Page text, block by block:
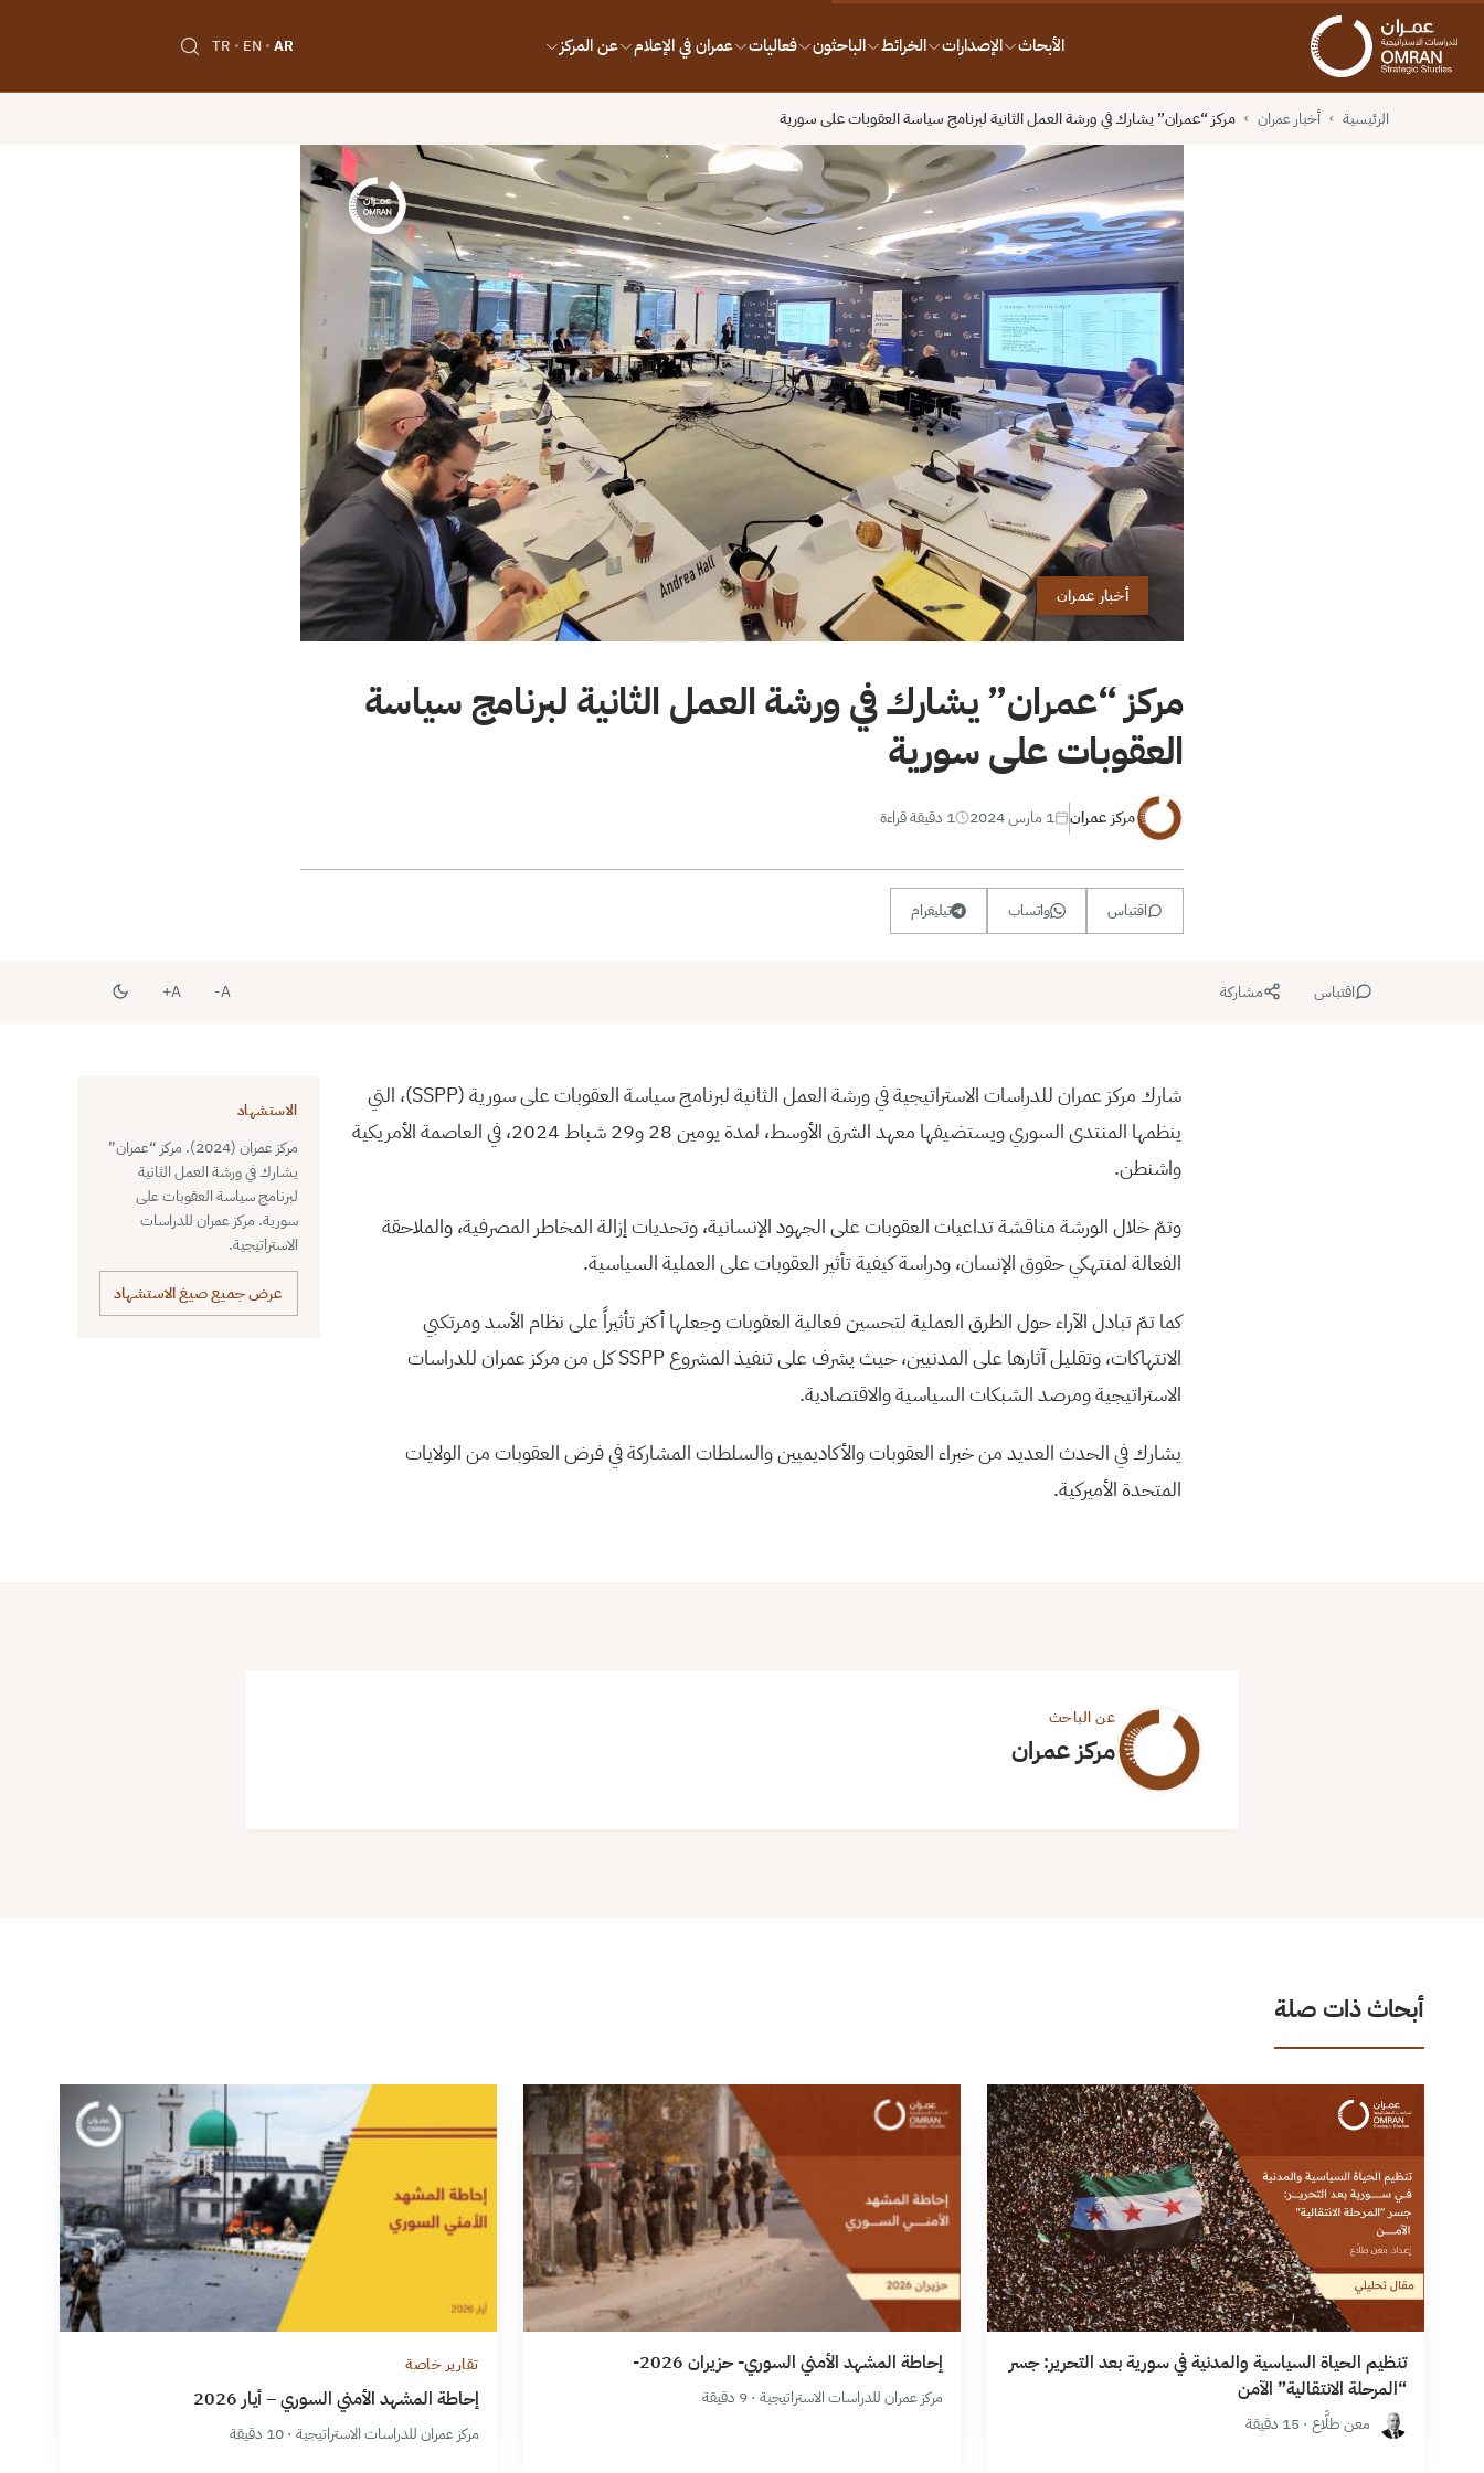
الأبحاث الإصدارات الخرائط الباحثون فعاليات عمران في الإعلام عن المركز AR
EN
TR
الرئيسية › أخبار عمران › مركز “عمران” يشارك في ورشة العمل الثانية لبرنامج سياسة العقوبات على سورية
أخبار عمران
مركز “عمران” يشارك في ورشة العمل الثانية لبرنامج سياسة
العقوبات على سورية
مركز عمران 1 مارس 2024 1 دقيقة قراءة
اقتباس واتساب تيليغرام
اقتباس مشاركة A-
A+
شارك مركز عمران للدراسات الاستراتيجية في ورشة العمل الثانية لبرنامج سياسة العقوبات على سورية (SSPP)، التي
ينظمها المنتدى السوري ويستضيفها معهد الشرق الأوسط، لمدة يومين 28 و29 شباط 2024، في العاصمة الأمريكية
واشنطن.
وتمّ خلال الورشة مناقشة تداعيات العقوبات على الجهود الإنسانية، وتحديات إزالة المخاطر المصرفية، والملاحقة
الفعالة لمنتهكي حقوق الإنسان، ودراسة كيفية تأثير العقوبات على العملية السياسية.
كما تمّ تبادل الآراء حول الطرق العملية لتحسين فعالية العقوبات وجعلها أكثر تأثيراً على نظام الأسد ومرتكبي
الانتهاكات، وتقليل آثارها على المدنيين، حيث يشرف على تنفيذ المشروع SSPP كل من مركز عمران للدراسات
الاستراتيجية ومرصد الشبكات السياسية والاقتصادية.
يشارك في الحدث العديد من خبراء العقوبات والأكاديميين والسلطات المشاركة في فرض العقوبات من الولايات
المتحدة الأميركية.
الاستشهاد
مركز عمران (2024). مركز “عمران”
يشارك في ورشة العمل الثانية
لبرنامج سياسة العقوبات على
سورية. مركز عمران للدراسات
الاستراتيجية.
عرض جميع صيغ الاستشهاد
عن الباحث
مركز عمران
أبحاث ذات صلة
تنظيم الحياة السياسية والمدنية في سورية بعد التحرير: جسر
“المرحلة الانتقالية” الآمن
معن طلَّاع · 15 دقيقة
إحاطة المشهد الأمني السوري- حزيران 2026-
مركز عمران للدراسات الاستراتيجية · 9 دقيقة
تقارير خاصة
إحاطة المشهد الأمني السوري – أيار 2026
مركز عمران للدراسات الاستراتيجية · 10 دقيقة